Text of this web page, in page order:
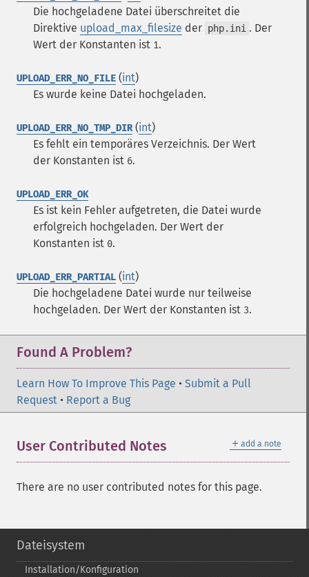
Die hochgeladene Datei überschreitet die
Direktive upload_max_filesize der php.ini . Der
Wert der Konstanten ist 1.
UPLOAD_ERR_NO_FILE (int)
Es wurde keine Datei hochgeladen.
UPLOAD_ERR_NO_TMP_DIR(int)
Es fehlt ein temporäres Verzeichnis. Der Wert
der Konstanten ist 6.
UPLOAD_ERR_OK
Es ist kein Fehler aufgetreten, die Datei wurde
erfolgreich hochgeladen. Der Wert der
Konstanten ist 0.
UPLOAD_ERR_PARTIAL (int)
Die hochgeladene Datei wurde nur teilweise
hochgeladen. Der Wert der Konstanten ist 3.
Found A Problem?
Learn How To Improve This Page • Submit a Pull
Request • Report a Bug
＋ add a note
User Contributed Notes
There are no user contributed notes for this page.
Dateisystem
Installation/Konfiguration